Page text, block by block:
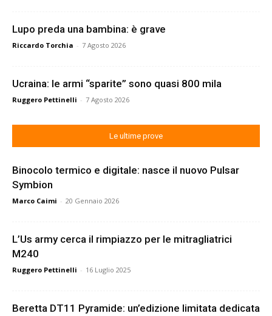
Lupo preda una bambina: è grave
Riccardo Torchia - 7 Agosto 2026
Ucraina: le armi “sparite” sono quasi 800 mila
Ruggero Pettinelli - 7 Agosto 2026
Le ultime prove
Binocolo termico e digitale: nasce il nuovo Pulsar
Symbion
Marco Caimi - 20 Gennaio 2026
L’Us army cerca il rimpiazzo per le mitragliatrici
M240
Ruggero Pettinelli - 16 Luglio 2025
Beretta DT11 Pyramide: un’edizione limitata dedicata